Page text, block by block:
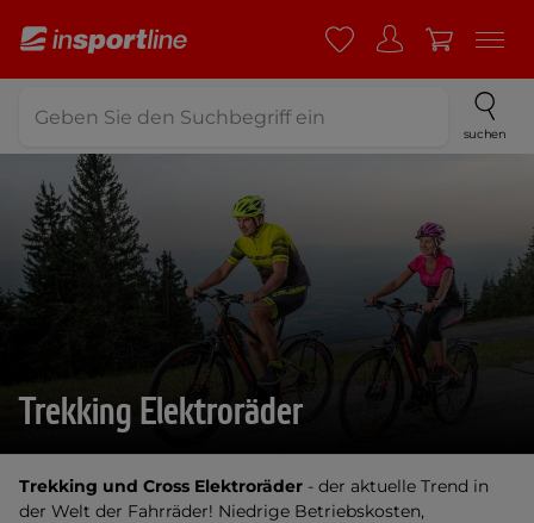
suchen
Trekking Elektroräder
Trekking und Cross Elektroräder - der aktuelle Trend in
der Welt der Fahrräder! Niedrige Betriebskosten,